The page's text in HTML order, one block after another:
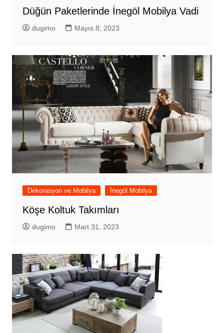
Düğün Paketlerinde İnegöl Mobilya Vadi
dugimo Mayıs 8, 2023
Dekorasyon ve Mobilya İnegöl Mobilya
Köşe Koltuk Takımları
dugimo Mart 31, 2023